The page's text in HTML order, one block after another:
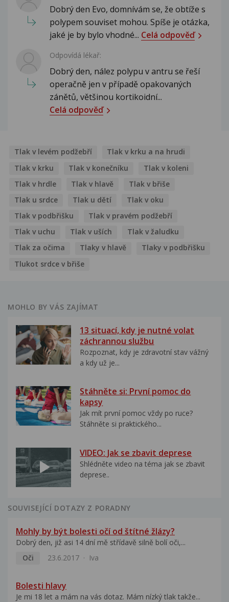
Dobrý den Evo, domnívám se, že obtíže s
polypem souviset mohou. Spíše je otázka,
jaké je by bylo vhodné... Celá odpověď
Odpovídá lékař:
Dobrý den, nález polypu v antru se řeší
operačně jen v případě opakovaných
zánětů, většinou kortikoidní...
Celá odpověď
Tlak v levém podžebří
Tlak v krku a na hrudi
Tlak v krku
Tlak v konečníku
Tlak v koleni
Tlak v hrdle
Tlak v hlavě
Tlak v břiše
Tlak u srdce
Tlak u dětí
Tlak v oku
Tlak v podbřišku
Tlak v pravém podžebří
Tlak v uchu
Tlak v uších
Tlak v žaludku
Tlak za očima
Tlaky v hlavě
Tlaky v podbřišku
Tlukot srdce v břiše
MOHLO BY VÁS ZAJÍMAT
13 situací, kdy je nutné volat
záchrannou službu
Rozpoznat, kdy je zdravotní stav vážný
a kdy už je...
Stáhněte si: První pomoc do
kapsy
Jak mít první pomoc vždy po ruce?
Stáhněte si praktického...
VIDEO: Jak se zbavit deprese
Shlédněte video na téma jak se zbavit
deprese..
SOUVISEJÍCÍ DOTAZY Z PORADNY
Mohly by být bolesti očí od štítné žlázy?
Dobrý den, již asi 14 dní mě střídavě silně bolí oči,...
Oči
23.6.2017 Iva
Bolesti hlavy
Je mi 18 let a mám na vás dotaz. Mám nízký tlak takže...